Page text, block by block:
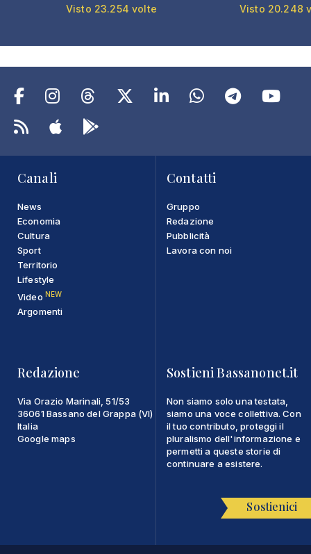
Visto 23.254 volte Visto 20.248
Canali
News
Economia
Cultura
Sport
Territorio
Lifestyle
Video NEW
Argomenti
Contatti
Gruppo
Redazione
Pubblicità
Lavora con noi
Redazione
Via Orazio Marinali, 51/53
36061 Bassano del Grappa (VI)
Italia
Google maps
Sostieni Bassanonet.it
Non siamo solo una testata,
siamo una voce collettiva. Con
il tuo contributo, proteggi il
pluralismo dell'informazione e
permetti a queste storie di
continuare a esistere.
Sostienici